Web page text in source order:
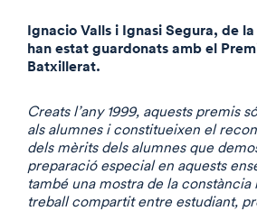
Ignacio Valls i Ignasi Segura, de
han estat guardonats amb el
Batxillerat.
Creats l’any 1999, aquests premis
als alumnes i constitueixen el
dels mèrits dels alumnes que
preparació especial en aquests
també una mostra de la
treball compartit entre estudiant,